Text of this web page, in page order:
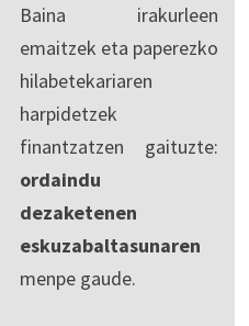
Baina irakurleen
emaitzek eta paperezko
hilabetekariaren
harpidetzek
finantzatzen gaituzte:
ordaindu
dezaketenen
eskuzabaltasunaren
menpe gaude.